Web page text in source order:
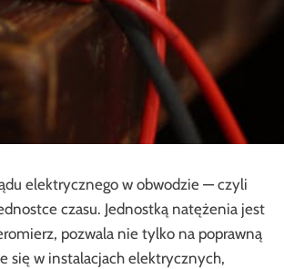
elektrycznego w obwodzie — czyli
czasu. Jednostką natężenia jest
pozwala nie tylko na poprawną
się w instalacjach elektrycznych,